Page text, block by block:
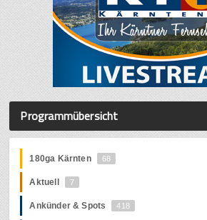
Programmübersicht
180ga Kärnten 68
Aktuell 7
Ankünder & Spots 418